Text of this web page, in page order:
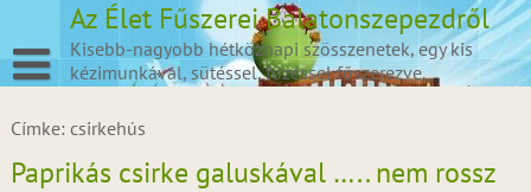
content
Az Élet Fűszerei Balatonszepezdről
Kisebb-nagyobb hétköznapi szösszenetek, egy kis
kézimunkával, sütéssel, főzéssel fűszerezve.
Címke: csirkehús
Paprikás csirke galuskával ….. nem rossz